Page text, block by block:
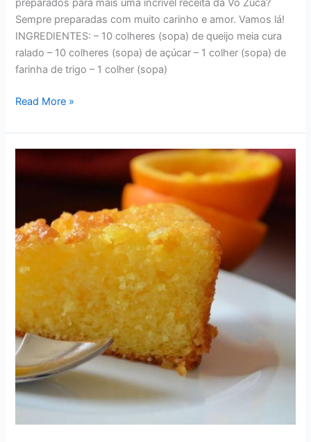
preparados para mais uma incrível receita da Vó Zuca?
Sempre preparadas com muito carinho e amor. Vamos lá!
INGREDIENTES: – 10 colheres (sopa) de queijo meia cura
ralado – 10 colheres (sopa) de açúcar – 1 colher (sopa) de
farinha de trigo – 1 colher (sopa)
RECEITAS
DELICIOSO
PUDIM
ZUCA
Read More »